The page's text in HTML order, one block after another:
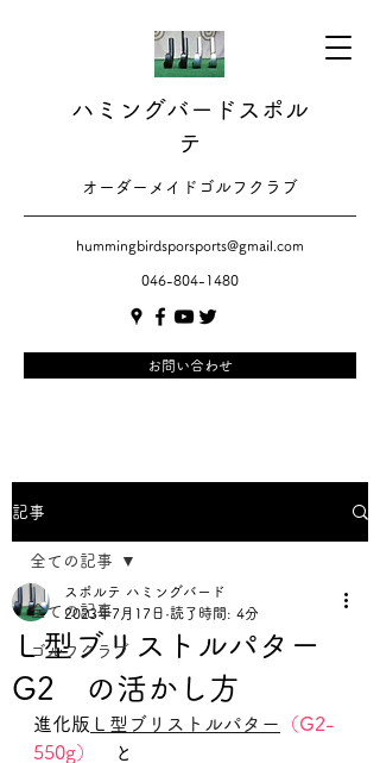
ハミングバードスポル
テ
​​オーダーメイドゴルフクラブ
hummingbirdsporsports@gmail.com
046-804-1480
お問い合わせ
記事
全ての記事
ゴルフクラブ
全ての記事
Ｌ型ブリストルパター
G2 の活かし方
スポルテ ハミングバード
2023年7月17日 読了時間: 4分
進化版 Ｌ型ブリストルパター
（G2-
550g）
と